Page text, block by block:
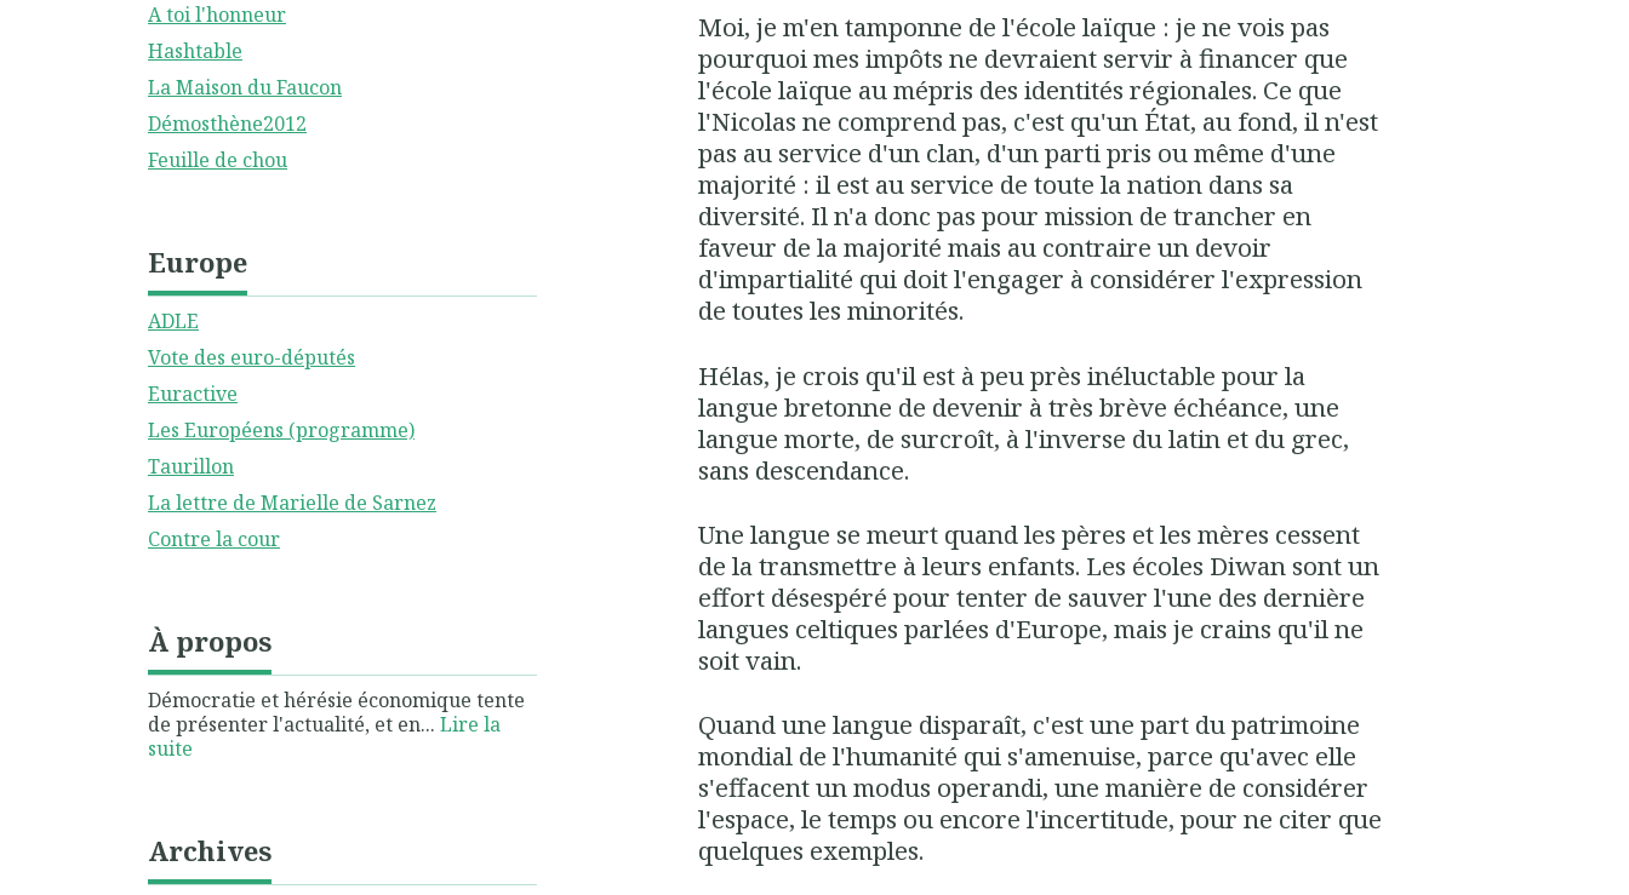
A toi l'honneur
Hashtable
La Maison du Faucon
Démosthène2012
Feuille de chou
Europe
ADLE
Vote des euro-députés
Euractive
Les Européens (programme)
Taurillon
La lettre de Marielle de Sarnez
Contre la cour
À propos
Démocratie et hérésie économique tente
de présenter l'actualité, et en... Lire la
suite
Archives
Moi, je m'en tamponne de l'école laïque : je ne vois pas
pourquoi mes impôts ne devraient servir à financer que
l'école laïque au mépris des identités régionales. Ce que
l'Nicolas ne comprend pas, c'est qu'un État, au fond, il n'est
pas au service d'un clan, d'un parti pris ou même d'une
majorité : il est au service de toute la nation dans sa
diversité. Il n'a donc pas pour mission de trancher en
faveur de la majorité mais au contraire un devoir
d'impartialité qui doit l'engager à considérer l'expression
de toutes les minorités.
Hélas, je crois qu'il est à peu près inéluctable pour la
langue bretonne de devenir à très brève échéance, une
langue morte, de surcroît, à l'inverse du latin et du grec,
sans descendance.
Une langue se meurt quand les pères et les mères cessent
de la transmettre à leurs enfants. Les écoles Diwan sont un
effort désespéré pour tenter de sauver l'une des dernière
langues celtiques parlées d'Europe, mais je crains qu'il ne
soit vain.
Quand une langue disparaît, c'est une part du patrimoine
mondial de l'humanité qui s'amenuise, parce qu'avec elle
s'effacent un modus operandi, une manière de considérer
l'espace, le temps ou encore l'incertitude, pour ne citer que
quelques exemples.